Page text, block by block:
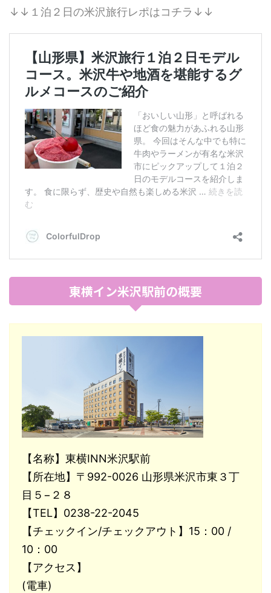
↓↓１泊２日の米沢旅行レポはコチラ↓↓
東横イン米沢駅前の概要
【名称】東横INN米沢駅前
【所在地】〒992-0026 山形県米沢市東３丁
目５−２８
【TEL】0238-22-2045
【チェックイン/チェックアウト】15：00 /
10：00
【アクセス】
(電車)